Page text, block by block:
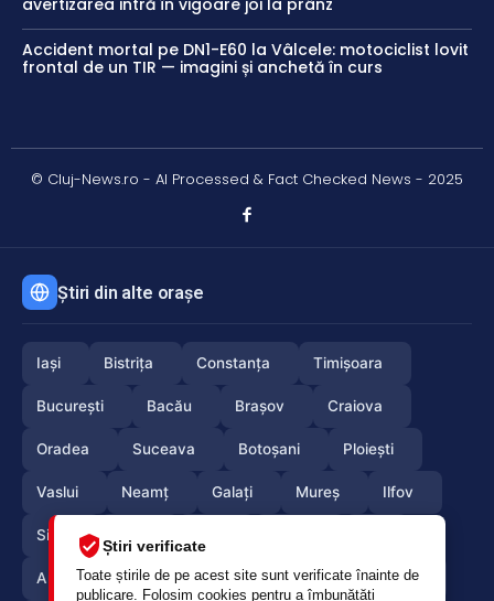
Știri verificate
Toate știrile de pe acest site sunt verificate înainte de
publicare. Folosim cookies pentru a îmbunătăți
Accident mortal pe DN1-E60 la Vâlcele: motociclist lovit
frontal de un TIR — imagini și anchetă în curs
© Cluj-News.ro - AI Processed & Fact Checked News - 2025
Știri din alte orașe
Iași Bistrița Constanța Timișoara
București Bacău Brașov Craiova
Oradea Suceava Botoșani Ploiești
Vaslui Neamț Galați Mureș Ilfov
Sibiu
Arges Maramures Vrancea Satumare